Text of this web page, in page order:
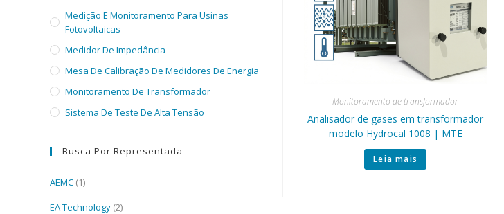
Monitoramento de transformador
Analisador de gases em transformador
modelo Hydrocal 1008 | MTE
Leia mais
Medição E Monitoramento Para Usinas
Fotovoltaicas
Medidor De Impedância
Mesa De Calibração De Medidores De Energia
Monitoramento De Transformador
Sistema De Teste De Alta Tensão
Busca Por Representada
AEMC (1)
EA Technology (2)